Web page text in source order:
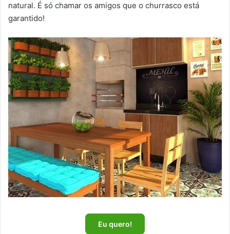
natural. É só chamar os amigos que o churrasco está
garantido!
Eu quero!